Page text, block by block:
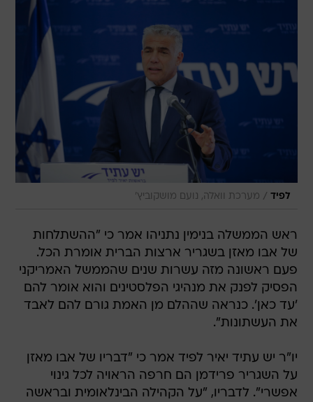
לפיד / מערכת וואלה, נועם מושקוביץ'
ראש הממשלה בנימין נתניהו אמר כי "ההשתלחות
של אבו מאזן בשגריר ארצות הברית אומרת הכל.
פעם ראשונה מזה עשרות שנים שהממשל האמריקני
הפסיק לפנק את מנהיגי הפלסטינים והוא אומר להם
'עד כאן'. כנראה שההלם מן האמת גורם להם לאבד
את העשתונות".
יו"ר יש עתיד יאיר לפיד אמר כי "דבריו של אבו מאזן
על השגריר פרידמן הם חרפה הראויה לכל גינוי
אפשרי". לדבריו, "על הקהילה הבינלאומית ובראשה